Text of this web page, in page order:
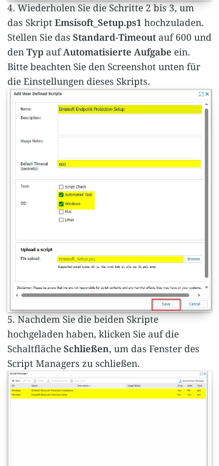
4. Wiederholen Sie die Schritte 2 bis 3, um
das SkriptEmsisoft_Setup.ps1 hochzuladen.
Stellen Sie das Standard-Timeout auf 600 und
denTyp aufAutomatisierte Aufgabe ein.
Bitte beachten Sie den Screenshot unten für
die Einstellungen dieses Skripts.
5. Nachdem Sie die beiden Skripte
hochgeladen haben, klicken Sie auf die
SchaltflächeSchließen, um das Fenster des
Script Managers zu schließen.